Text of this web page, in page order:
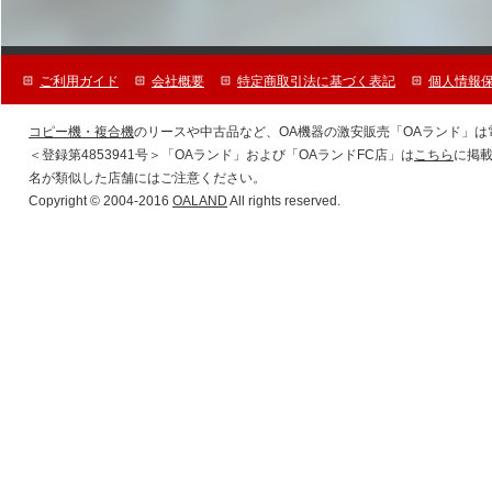
ご利用ガイド 会社概要 特定商取引法に基づく表記 個人情報
コピー機・複合機のリースや中古品など、OA機器の激安販売「OAランド」
＜登録第4853941号＞「OAランド」および「OAランドFC店」はこちら に掲
名が類似した店舗にはご注意ください。
Copyright © 2004-2016 OALAND All rights reserved.